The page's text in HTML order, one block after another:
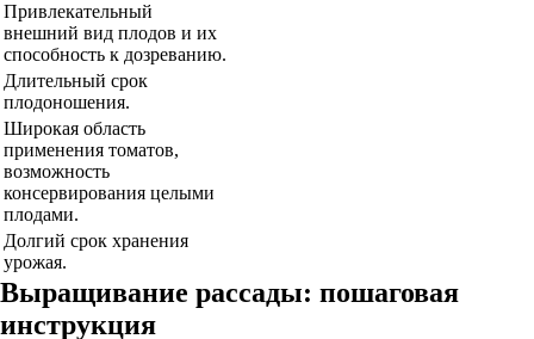
Привлекательный
внешний вид плодов и их
способность к дозреванию.
Длительный срок
плодоношения.
Широкая область
применения томатов,
возможность
консервирования целыми
плодами.
Долгий срок хранения
урожая.
Выращивание рассады: пошаговая
инструкция